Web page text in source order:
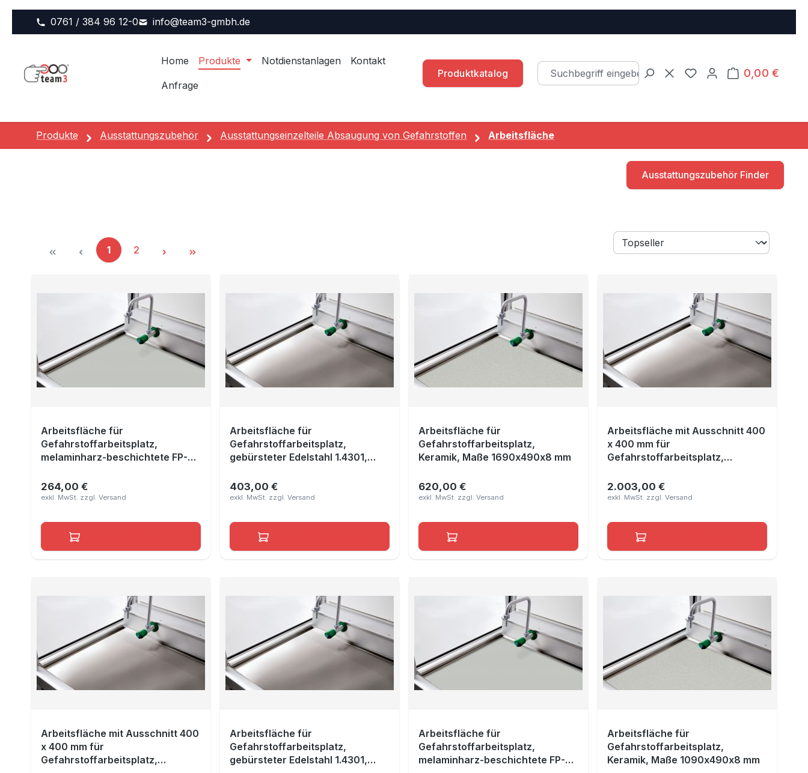
0761 / 384 96 12-0 info@team3-gmbh.de
Home Produkte Notdienstanlagen Kontakt
Anfrage
Produktkatalog
Du hast 0 Produkte auf
0,00 €
Warenkorb
Produkte Ausstattungszubehör Ausstattungseinzelteile Absaugung von Gefahrstoffen Arbeitsfläche
Ausstattungszubehör Finder
Seite
1 Seite
2
Arbeitsfläche für
Gefahrstoffarbeitsplatz,
melaminharz-beschichtete FP-
1690x640x10 mm
Regulärer Preis:
264,00 €
Arbeitsfläche für
Gefahrstoffarbeitsplatz,
gebürsteter Edelstahl 1.4301,
Regulärer Preis:
403,00 €
Arbeitsfläche für
Gefahrstoffarbeitsplatz,
Keramik, Maße 1690x490x8 mm
Regulärer Preis:
620,00 €
Arbeitsfläche mit Ausschnitt 400
x 400 mm für
Gefahrstoffarbeitsplatz,
Maße 790x640 mm
Regulärer Preis:
2.003,00 €
Arbeitsfläche mit Ausschnitt 400
x 400 mm für
Gefahrstoffarbeitsplatz,
Arbeitsfläche für
Gefahrstoffarbeitsplatz,
gebürsteter Edelstahl 1.4301,
Arbeitsfläche für
Gefahrstoffarbeitsplatz,
melaminharz-beschichtete FP-
Arbeitsfläche für
Gefahrstoffarbeitsplatz,
Keramik, Maße 1090x490x8 mm